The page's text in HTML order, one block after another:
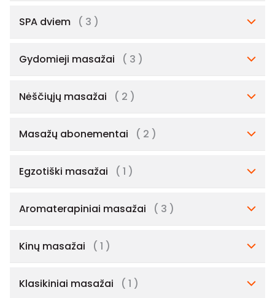
SPA dviem ( 3 )
Gydomieji masažai ( 3 )
Nėščiųjų masažai ( 2 )
Masažų abonementai ( 2 )
Egzotiški masažai ( 1 )
Aromaterapiniai masažai ( 3 )
Kinų masažai ( 1 )
Klasikiniai masažai ( 1 )